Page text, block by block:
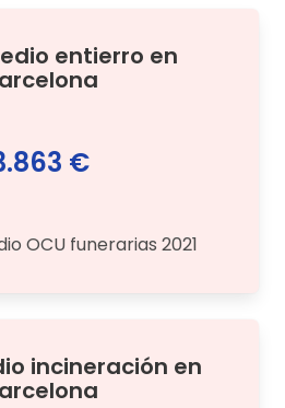
entierro en
€
OCU funerarias 2021
incineración en